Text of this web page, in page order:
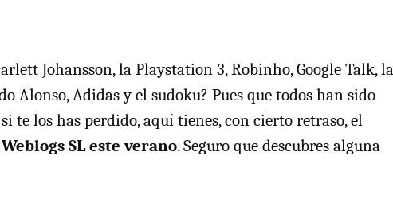
Johansson, la Playstation 3, Robinho, Google Talk, la
Alonso, Adidas y el sudoku? Pues que todos han sido
te los has perdido, aquí tienes, con cierto retraso, el
SL este verano. Seguro que descubres alguna